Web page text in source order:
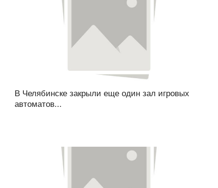
В Челябинске закрыли еще один зал игровых
автоматов...